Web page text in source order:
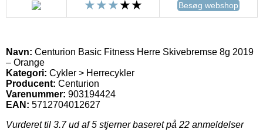
Besøg webshop
Navn: Centurion Basic Fitness Herre Skivebremse 8g 2019
– Orange
Kategori: Cykler > Herrecykler
Producent: Centurion
Varenummer: 903194424
EAN: 5712704012627
Vurderet til 3.7ud af 5 stjerner baseret på 22 anmeldelser